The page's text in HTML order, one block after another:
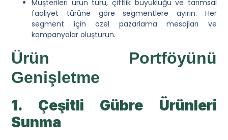
Müşterileri ürün türü, çiftlik büyüklüğü ve tarımsal
faaliyet türüne göre segmentlere ayırın. Her
segment için özel pazarlama mesajları ve
kampanyalar oluşturun.
Ürün Portföyünü
Genişletme
1. Çeşitli Gübre Ürünleri
Sunma